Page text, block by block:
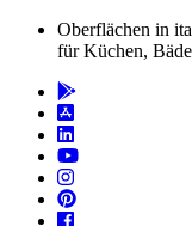
Oberflächen in
für Küchen,